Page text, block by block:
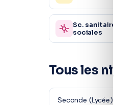
Sc.
sociales
Tous les
Seconde (Lycée)